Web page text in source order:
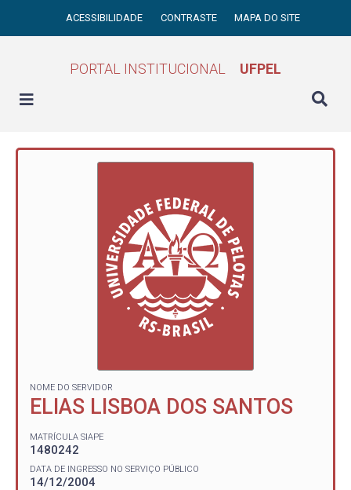
ACESSIBILIDADE CONTRASTE MAPA DO SITE
PORTAL INSTITUCIONAL UFPEL
NOME DO SERVIDOR
ELIAS LISBOA DOS SANTOS
MATRÍCULA SIAPE
1480242
DATA DE INGRESSO NO SERVIÇO PÚBLICO
14/12/2004